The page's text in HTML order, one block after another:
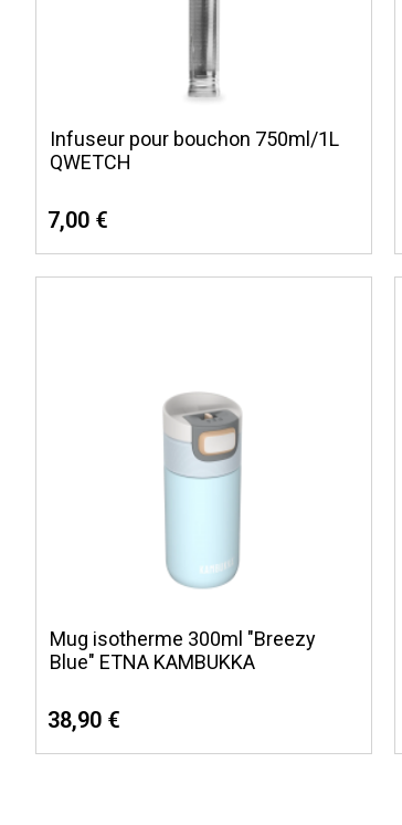
Infuseur pour bouchon 750ml/1L
QWETCH
7,00 €
Mug isotherme 300ml "Breezy
Blue" ETNA KAMBUKKA
38,90 €